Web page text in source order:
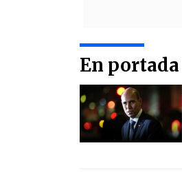
En portada